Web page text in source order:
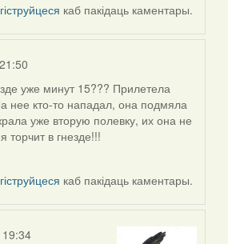
каб пакідаць каментары.
уже минут 15??? Прилетела
нее кто-то нападал, она подмяла
уже вторую полевку, их она не
торчит в гнезде!!!
каб пакідаць каментары.